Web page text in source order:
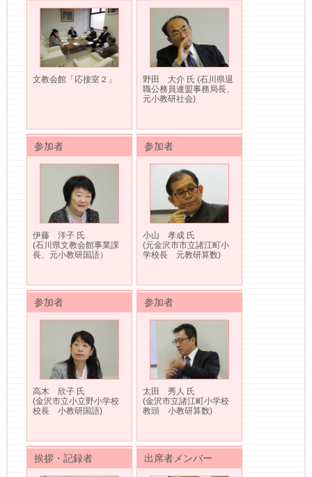
文教会館「応接室２」
野田 大介 氏 (石川県退
職公務員連盟事務局長、
元小教研社会)
参加者
伊藤 洋子 氏
(石川県文教会館事業課
長、元小教研国語）
参加者
小山 孝成 氏
(元金沢市市立諸江町小
学校長 元教研算数)
参加者
高木 欣子 氏
(金沢市立小立野小学校
校長 小教研国語)
参加者
太田 秀人 氏
(金沢市立諸江町小学校
教頭 小教研算数)
挨拶・記録者 出席者メンバー